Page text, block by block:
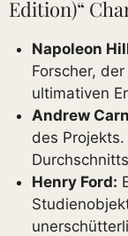
Edition)“
Napoleon
Forscher,
ultimativen
Andrew
des
Henry Ford: